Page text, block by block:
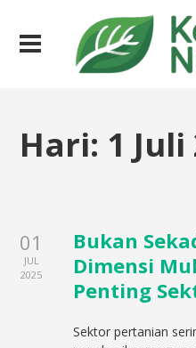
Hari: 1 Juli
01
JUL
2025
Bukan
Dimensi
Penting
Sektor pertanian